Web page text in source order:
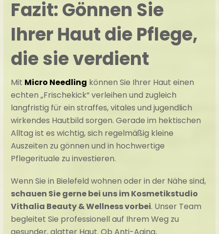
Fazit: Gönnen Sie
Ihrer Haut die Pflege,
die sie verdient
Mit Micro Needling können Sie Ihrer Haut einen
echten „Frischekick“ verleihen und zugleich
langfristig für ein straffes, vitales und jugendlich
wirkendes Hautbild sorgen. Gerade im hektischen
Alltag ist es wichtig, sich regelmäßig kleine
Auszeiten zu gönnen und in hochwertige
Pflegerituale zu investieren.
Wenn Sie in Bielefeld wohnen oder in der Nähe sind,
schauen Sie gerne bei uns im Kosmetikstudio
Vithalia Beauty & Wellness vorbei. Unser Team
begleitet Sie professionell auf Ihrem Weg zu